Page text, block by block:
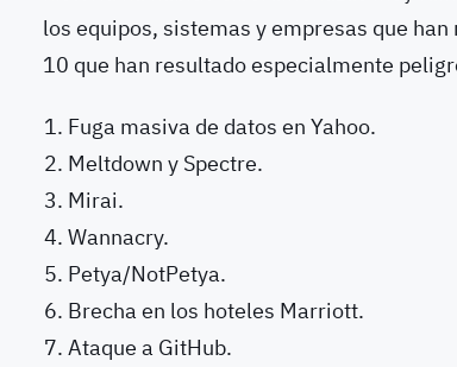
los equipos, sistemas y empresas que
10 que han resultado especialmente
Fuga masiva de datos en Yahoo.
Meltdown y Spectre.
Mirai.
Wannacry.
Petya/NotPetya.
Brecha en los hoteles Marriott.
Ataque a GitHub.